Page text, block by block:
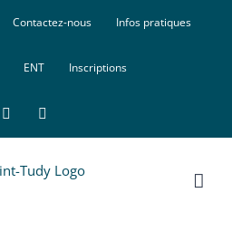
Contactez-nous Infos pratiques
ENT Inscriptions
Facebook